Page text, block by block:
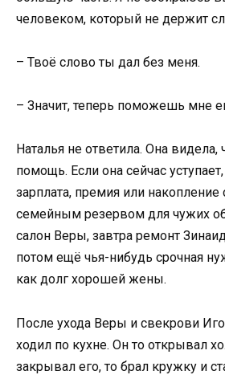
человеком, который не держит
– Твоё слово ты дал без меня.
– Значит, теперь поможешь мне
Наталья не ответила. Она
помощь. Если она сейчас
зарплата, премия или накопление
семейным резервом для чужих
салон Веры, завтра ремонт
потом ещё чья-нибудь срочная
как долг хорошей жены.
После ухода Веры и свекрови
ходил по кухне. Он то открывал
закрывал его, то брал кружку и